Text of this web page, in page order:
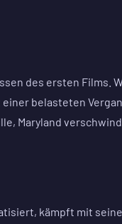
des ersten Films.
belasteten
Maryland
kämpft mit